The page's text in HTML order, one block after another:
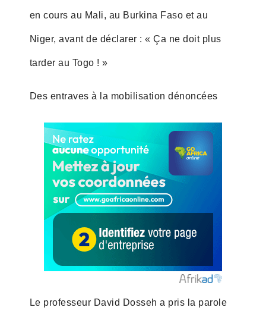
en cours au Mali, au Burkina Faso et au
Niger, avant de déclarer : « Ça ne doit plus
tarder au Togo ! »
Des entraves à la mobilisation dénoncées
Le professeur David Dosseh a pris la parole